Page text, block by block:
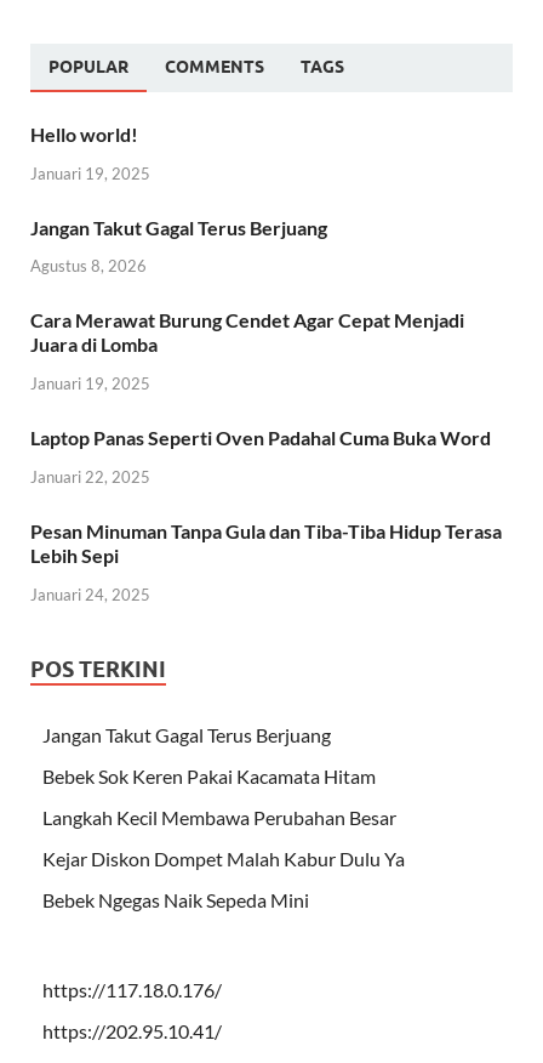
POPULAR COMMENTS TAGS
Hello world!
Januari 19, 2025
Jangan Takut Gagal Terus Berjuang
Agustus 8, 2026
Cara Merawat Burung Cendet Agar Cepat Menjadi
Juara di Lomba
Januari 19, 2025
Laptop Panas Seperti Oven Padahal Cuma Buka Word
Januari 22, 2025
Pesan Minuman Tanpa Gula dan Tiba-Tiba Hidup Terasa
Lebih Sepi
Januari 24, 2025
POS TERKINI
Jangan Takut Gagal Terus Berjuang
Bebek Sok Keren Pakai Kacamata Hitam
Langkah Kecil Membawa Perubahan Besar
Kejar Diskon Dompet Malah Kabur Dulu Ya
Bebek Ngegas Naik Sepeda Mini
https://117.18.0.176/
https://202.95.10.41/